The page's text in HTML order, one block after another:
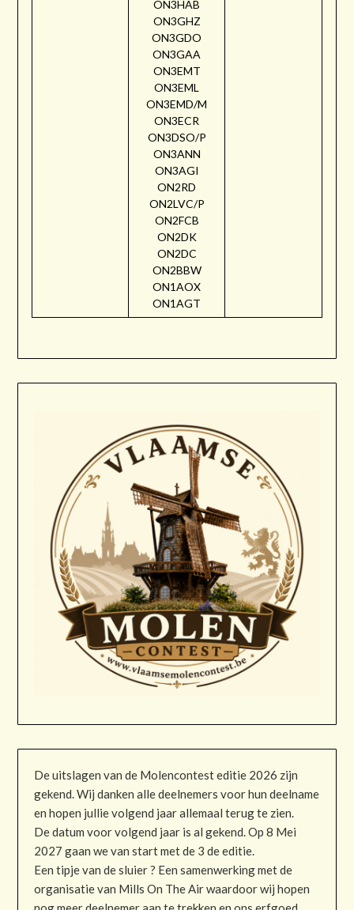
ON3HAB
ON3GHZ
ON3GDO
ON3GAA
ON3EMT
ON3EML
ON3EMD/M
ON3ECR
ON3DSO/P
ON3ANN
ON3AGI
ON2RD
ON2LVC/P
ON2FCB
ON2DK
ON2DC
ON2BBW
ON1AOX
ON1AGT
De uitslagen van de Molencontest editie 2026 zijn
gekend. Wij danken alle deelnemers voor hun deelname
en hopen jullie volgend jaar allemaal terug te zien.
De datum voor volgend jaar is al gekend. Op 8 Mei
2027 gaan we van start met de 3 de editie.
Een tipje van de sluier ? Een samenwerking met de
organisatie van Mills On The Air waardoor wij hopen